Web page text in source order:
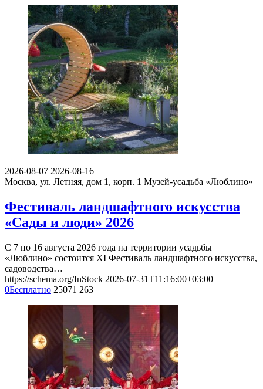
2026-08-07 2026-08-16
Москва, ул. Летняя, дом 1, корп. 1 Музей-усадьба «Люблино»
Фестиваль ландшафтного искусства
«Сады и люди» 2026
С 7 по 16 августа 2026 года на территории усадьбы
«Люблино» состоится XI Фестиваль ландшафтного искусства,
садоводства…
https://schema.org/InStock 2026-07-31T11:16:00+03:00
0Бесплатно 25071 263